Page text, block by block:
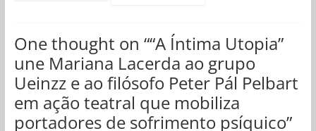
One thought on ““A Íntima Utopia”
une Mariana Lacerda ao grupo
Ueinzz e ao filósofo Peter Pál Pelbart
em ação teatral que mobiliza
portadores de sofrimento psíquico”